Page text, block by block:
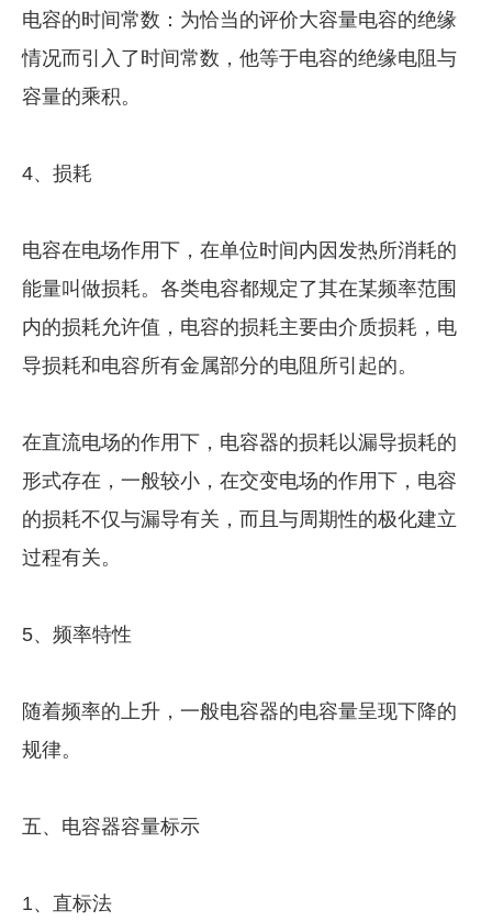
电容的时间常数：为恰当的评价大容量电容的绝缘
情况而引入了时间常数，他等于电容的绝缘电阻与
容量的乘积。
4、损耗
电容在电场作用下，在单位时间内因发热所消耗的
能量叫做损耗。各类电容都规定了其在某频率范围
内的损耗允许值，电容的损耗主要由介质损耗，电
导损耗和电容所有金属部分的电阻所引起的。
在直流电场的作用下，电容器的损耗以漏导损耗的
形式存在，一般较小，在交变电场的作用下，电容
的损耗不仅与漏导有关，而且与周期性的极化建立
过程有关。
5、频率特性
随着频率的上升，一般电容器的电容量呈现下降的
规律。
五、电容器容量标示
1、直标法